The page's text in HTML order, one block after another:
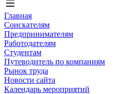
Главная
Соискателям
Предпринимателям
Работодателям
Студентам
Путеводитель по компаниям
Рынок труда
Новости сайта
Календарь мероприятий